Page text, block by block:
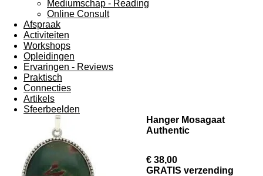
Mediumschap - Reading
Online Consult
Afspraak
Activiteiten
Workshops
Opleidingen
Ervaringen - Reviews
Praktisch
Connecties
Artikels
Sfeerbeelden
Hanger Mosagaat
Authentic
€ 38,00
GRATIS verzending